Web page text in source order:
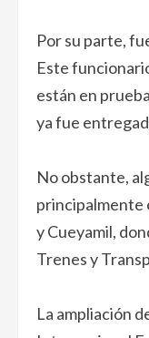
Por su parte,
Este
están en
ya fue
No obstante,
principalmente
y Cueyamil,
Trenes y
La ampliación